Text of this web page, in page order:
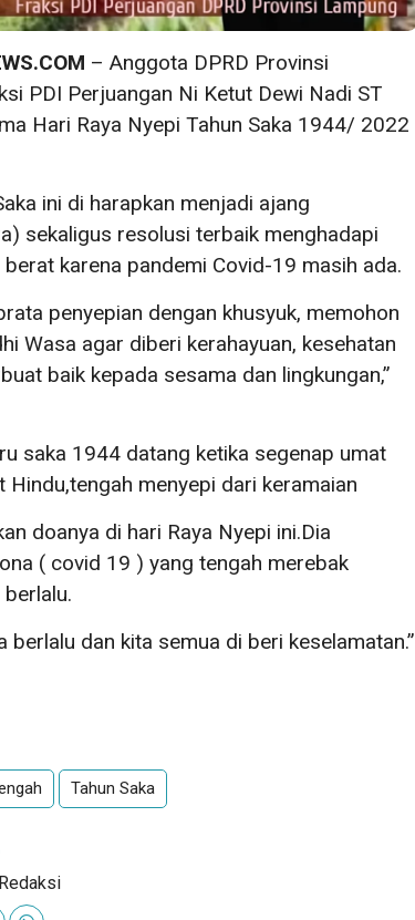
– Anggota DPRD Provinsi
PDI Perjuangan Ni Ketut Dewi Nadi ST
Hari Raya Nyepi Tahun Saka 1944/ 2022
ini di harapkan menjadi ajang
sekaligus resolusi terbaik menghadapi
karena pandemi Covid-19 masih ada.
penyepian dengan khusyuk, memohon
Wasa agar diberi kerahayuan, kesehatan
baik kepada sesama dan lingkungan,”
saka 1944 datang ketika segenap umat
menyepi dari keramaian
doanya di hari Raya Nyepi ini.Dia
( covid 19 ) yang tengah merebak
berlalu dan kita semua di beri keselamatan.”
Tahun Saka